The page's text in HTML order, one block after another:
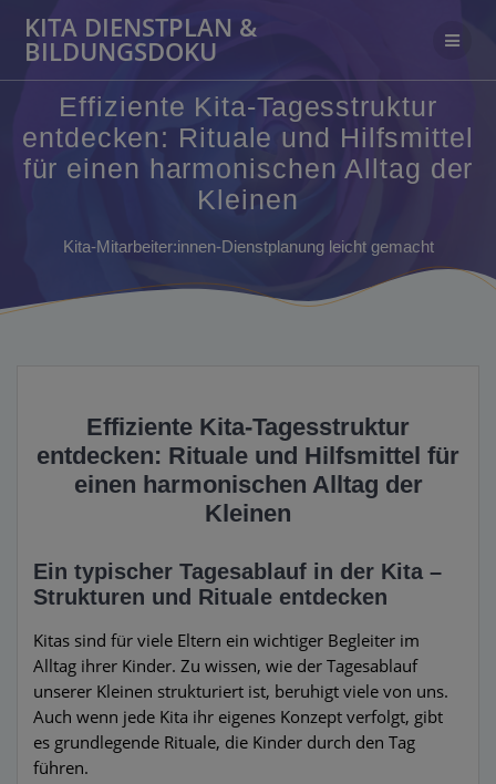
Inhalt
KITA DIENSTPLAN &
BILDUNGSDOKU
Effiziente Kita-Tagesstruktur
entdecken: Rituale und Hilfsmittel
für einen harmonischen Alltag der
Kleinen
Kita-Mitarbeiter:innen-Dienstplanung leicht gemacht
Effiziente Kita-Tagesstruktur
entdecken: Rituale und Hilfsmittel für
einen harmonischen Alltag der
Kleinen
Ein typischer Tagesablauf in der Kita –
Strukturen und Rituale entdecken
Kitas sind für viele Eltern ein wichtiger Begleiter im
Alltag ihrer Kinder. Zu wissen, wie der Tagesablauf
unserer Kleinen strukturiert ist, beruhigt viele von uns.
Auch wenn jede Kita ihr eigenes Konzept verfolgt, gibt
es grundlegende Rituale, die Kinder durch den Tag
führen.